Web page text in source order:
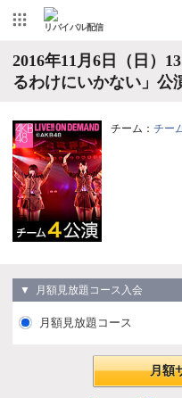
リバイバル配信
2016年11月6日（日）
るわけにいかない」公
チーム： チー
▼ 月額見放題コース入会
月額見放題コース
月額